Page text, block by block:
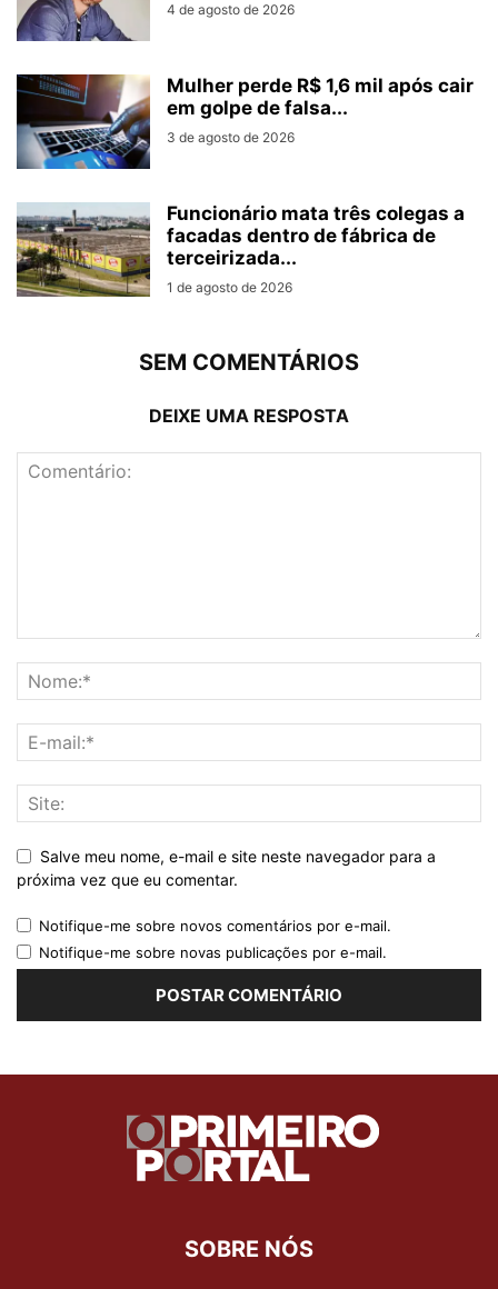
4 de agosto de 2026
Mulher perde R$ 1,6 mil após cair
em golpe de falsa...
3 de agosto de 2026
Funcionário mata três colegas a
facadas dentro de fábrica de
terceirizada...
1 de agosto de 2026
SEM COMENTÁRIOS
DEIXE UMA RESPOSTA
Salve meu nome, e-mail e site neste navegador para a
próxima vez que eu comentar.
Notifique-me sobre novos comentários por e-mail.
Notifique-me sobre novas publicações por e-mail.
SOBRE NÓS